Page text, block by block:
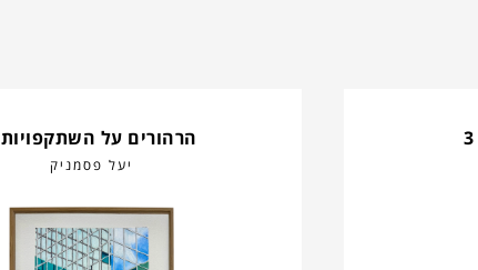
הרהורים על השתקפויות 8
יעל פסמניק